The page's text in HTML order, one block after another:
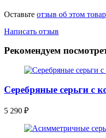
Оставьте отзыв об этом
Написать отзыв
Рекомендуем
Серебряные серьги с
5 290 ₽